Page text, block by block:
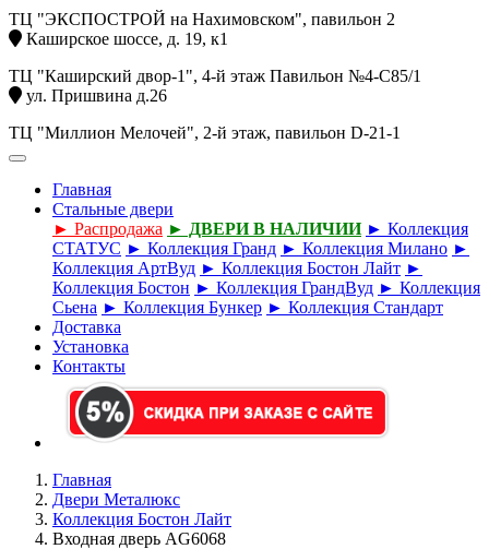
ТЦ "ЭКСПОСТРОЙ на Нахимовском", павильон 2
Каширское шоссе, д. 19, к1
ТЦ "Каширский двор-1", 4-й этаж Павильон №4-С85/1
ул. Пришвина д.26
ТЦ "Миллион Мелочей", 2-й этаж, павильон D-21-1
Главная
Стальные двери
► Распродажа ► ДВЕРИ В НАЛИЧИИ ► Коллекция
СТАТУС ► Коллекция Гранд ► Коллекция Милано ►
Коллекция АртВуд ► Коллекция Бостон Лайт ►
Коллекция Бостон ► Коллекция ГрандВуд ► Коллекция
Сьена ► Коллекция Бункер ► Коллекция Стандарт
Доставка
Установка
Контакты
Главная
Двери Металюкс
Коллекция Бостон Лайт
Входная дверь AG6068